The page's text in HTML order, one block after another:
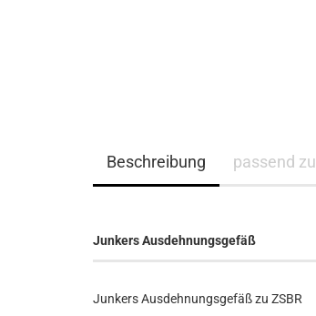
Beschreibung passend zu
Junkers Ausdehnungsgefäß
Junkers Ausdehnungsgefäß zu ZSBR